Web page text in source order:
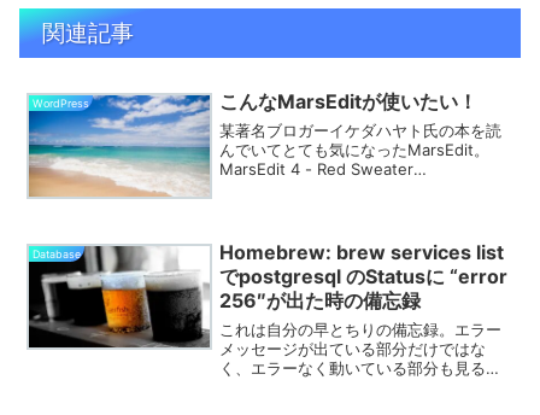
関連記事
WordPress こんなMarsEditが使いたい！
某著名ブロガーイケダハヤト氏の本を読
んでいてとても気になったMarsEdit。
MarsEdit 4 - Red Sweater
Database
Homebrew: brew services list
でpostgresql のStatusに “error
256″が出た時の備忘録
これは自分の早とちりの備忘録。エラー
メッセージが出ている部分だけではな
く、エラーなく動いている部分も見る様